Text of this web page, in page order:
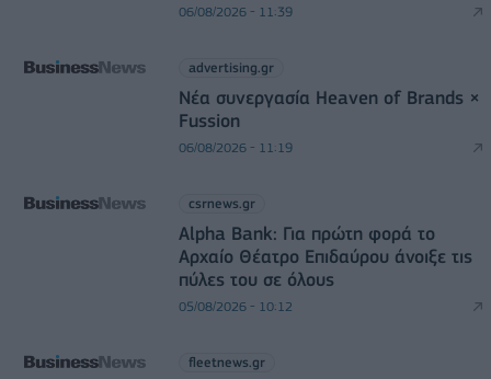
06/08/2026 - 11:39
advertising.gr
Νέα συνεργασία Heaven of Brands ×
Fussion
06/08/2026 - 11:19
csrnews.gr
Alpha Bank: Για πρώτη φορά το
Αρχαίο Θέατρο Επιδαύρου άνοιξε τις
πύλες του σε όλους
05/08/2026 - 10:12
fleetnews.gr